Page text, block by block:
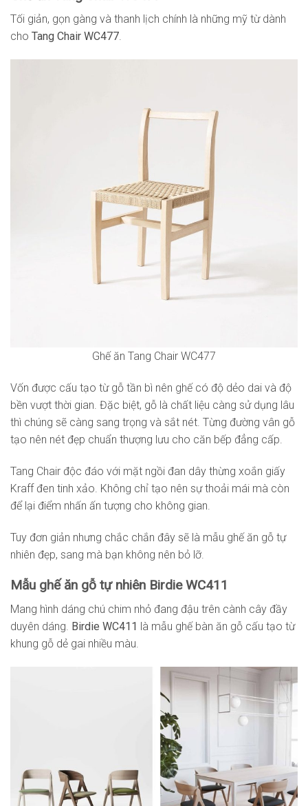
Tối giản, gọn gàng và thanh lịch chính là những mỹ từ dành
cho Tang Chair WC477.
Ghế ăn Tang Chair WC477
Vốn được cấu tạo từ gỗ tần bì nên ghế có độ dẻo dai và độ
bền vượt thời gian. Đặc biệt, gỗ là chất liệu càng sử dụng lâu
thì chúng sẽ càng sang trọng và sắt nét. Từng đường vân gỗ
tạo nên nét đẹp chuẩn thượng lưu cho căn bếp đẳng cấp.
Tang Chair độc đáo với mặt ngồi đan dây thừng xoắn giấy
Kraff đen tinh xảo. Không chỉ tạo nên sự thoải mái mà còn
để lại điểm nhấn ấn tượng cho không gian.
Tuy đơn giản nhưng chắc chắn đây sẽ là mẫu ghế ăn gỗ tự
nhiên đẹp, sang mà bạn không nên bỏ lỡ.
Mẫu ghế ăn gỗ tự nhiên Birdie WC411
Mang hình dáng chú chim nhỏ đang đậu trên cành cây đầy
duyên dáng. Birdie WC411 là mẫu ghế bàn ăn gỗ cấu tạo từ
khung gỗ dẻ gai nhiều màu.